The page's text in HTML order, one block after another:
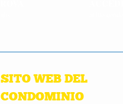
SITO WEB DEL
CONDOMINIO